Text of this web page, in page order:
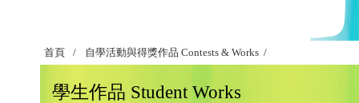
首頁 / 自學活動與得獎作品 Contests & Works /
學生作品 Student Works